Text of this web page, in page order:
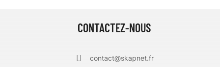
CONTACTEZ-NOUS
contact@skapnet.fr